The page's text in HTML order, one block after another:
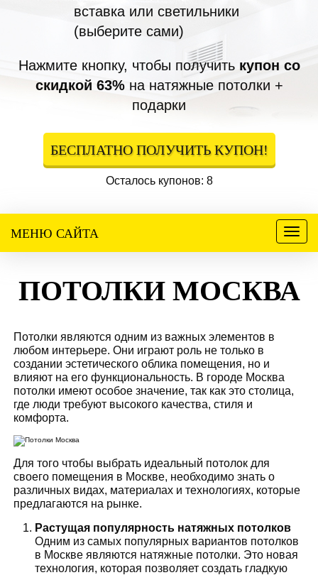
вставка или светильники
(выберите сами)
Нажмите кнопку, чтобы получить купон со
скидкой 63%на натяжные потолки +
подарки
БЕСПЛАТНО ПОЛУЧИТЬ КУПОН!
Осталось купонов: 8
Меню
МЕНЮ САЙТА
ПОТОЛКИ МОСКВА
Потолки являются одним из важных элементов в
любом интерьере. Они играют роль не только в
создании эстетического облика помещения, но и
влияют на его функциональность. В городе Москва
потолки имеют особое значение, так как это столица,
где люди требуют высокого качества, стиля и
комфорта.
Для того чтобы выбрать идеальный потолок для
своего помещения в Москве, необходимо знать о
различных видах, материалах и технологиях, которые
предлагаются на рынке.
Растущая популярность натяжных потолков
Одним из самых популярных вариантов потолков
в Москве являются натяжные потолки. Это новая
технология, которая позволяет создать гладкую